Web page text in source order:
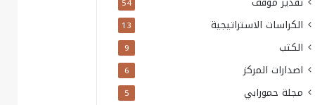
الكراسات الاستراتيجية 13
الكتب 9
اصدارات المركز 6
مجلة حمورابي 5